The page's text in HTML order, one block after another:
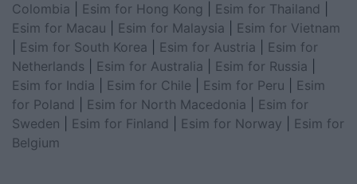
Colombia
Esim for Hong Kong Esim for Thailand
Esim for Macau
Esim for Malaysia
Esim for Vietnam
Esim for South Korea Esim for Austria
Esim for
Netherlands
Esim for Australia Esim for Russia
Esim for India
Esim for Chile Esim for Peru
Esim
for Poland
Esim for North Macedonia
Esim for
Sweden
Esim for Finland Esim for Norway
Esim for
Belgium